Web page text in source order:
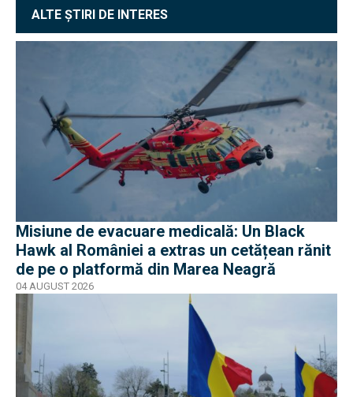
ALTE ȘTIRI DE INTERES
Misiune de evacuare medicală: Un Black
Hawk al României a extras un cetățean rănit
de pe o platformă din Marea Neagră
04 AUGUST 2026